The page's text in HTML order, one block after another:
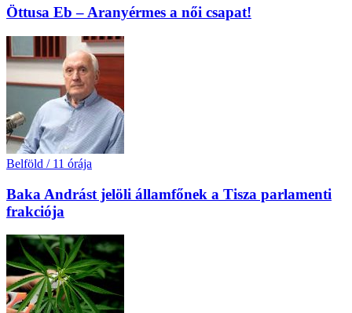
Öttusa Eb – Aranyérmes a női csapat!
Belföld / 11 órája
Baka Andrást jelöli államfőnek a Tisza parlamenti
frakciója